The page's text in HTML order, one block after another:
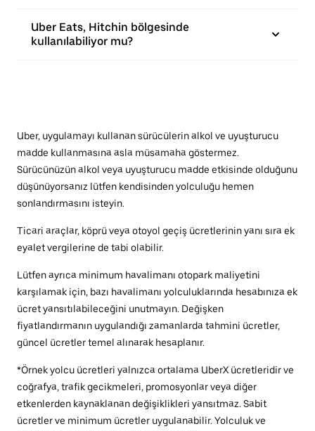
Uber Eats, Hitchin bölgesinde
kullanılabiliyor mu?
Uber, uygulamayı kullanan sürücülerin alkol ve uyuşturucu
madde kullanmasına asla müsamaha göstermez.
Sürücünüzün alkol veya uyuşturucu madde etkisinde olduğunu
düşünüyorsanız lütfen kendisinden yolculuğu hemen
sonlandırmasını isteyin.
Ticari araçlar, köprü veya otoyol geçiş ücretlerinin yanı sıra ek
eyalet vergilerine de tabi olabilir.
Lütfen ayrıca minimum havalimanı otopark maliyetini
karşılamak için, bazı havalimanı yolculuklarında hesabınıza ek
ücret yansıtılabileceğini unutmayın. Değişken
fiyatlandırmanın uygulandığı zamanlarda tahmini ücretler,
güncel ücretler temel alınarak hesaplanır.
*Örnek yolcu ücretleri yalnızca ortalama UberX ücretleridir ve
coğrafya, trafik gecikmeleri, promosyonlar veya diğer
etkenlerden kaynaklanan değişiklikleri yansıtmaz. Sabit
ücretler ve minimum ücretler uygulanabilir. Yolculuk ve